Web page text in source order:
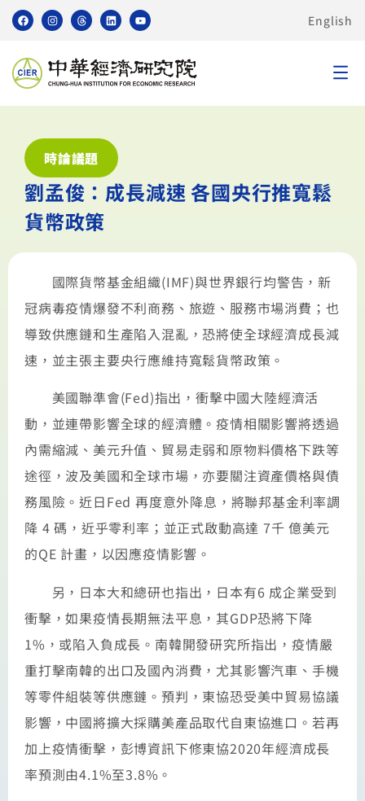
English
時論議題
劉孟俊：成長減速 各國央行推寬鬆
貨幣政策
國際貨幣基金組織(IMF)與世界銀行均警告，新
冠病毒疫情爆發不利商務、旅遊、服務市場消費；也
導致供應鏈和生產陷入混亂，恐將使全球經濟成長減
速，並主張主要央行應維持寬鬆貨幣政策。
美國聯準會(Fed)指出，衝擊中國大陸經濟活
動，並連帶影響全球的經濟體。疫情相關影響將透過
內需縮減、美元升值、貿易走弱和原物料價格下跌等
途徑，波及美國和全球市場，亦要關注資產價格與債
務風險。近日Fed 再度意外降息，將聯邦基金利率調
降 4 碼，近乎零利率；並正式啟動高達 7千 億美元
的QE 計畫，以因應疫情影響。
另，日本大和總研也指出，日本有6 成企業受到
衝擊，如果疫情長期無法平息，其GDP恐將下降
1%，或陷入負成長。南韓開發研究所指出，疫情嚴
重打擊南韓的出口及國內消費，尤其影響汽車、手機
等零件組裝等供應鏈。預判，東協恐受美中貿易協議
影響，中國將擴大採購美產品取代自東協進口。若再
加上疫情衝擊，彭博資訊下修東協2020年經濟成長
率預測由4.1%至3.8%。